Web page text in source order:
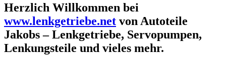
Herzlich Willkommen bei
www.lenkgetriebe.net von Autoteile
Jakobs – Lenkgetriebe, Servopumpen,
Lenkungsteile und vieles mehr.